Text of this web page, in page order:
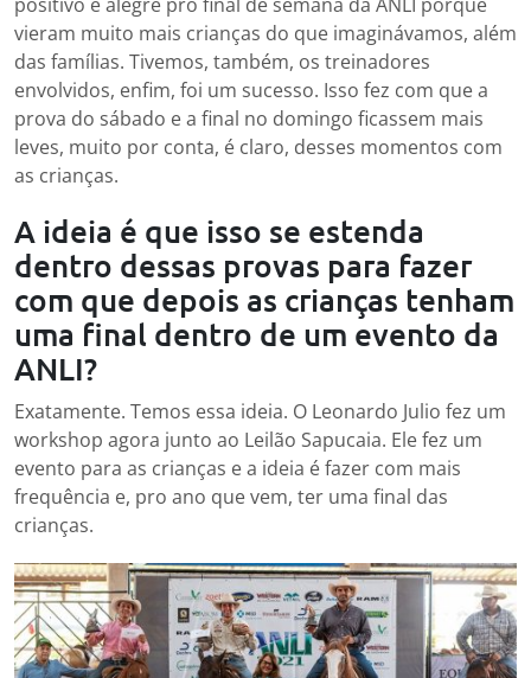
vieram muito mais crianças do que imaginávamos, além
das famílias. Tivemos, também, os treinadores
envolvidos, enfim, foi um sucesso. Isso fez com que a
prova do sábado e a final no domingo ficassem mais
leves, muito por conta, é claro, desses momentos com
as crianças.
A ideia é que isso se estenda
dentro dessas provas para fazer
com que depois as crianças tenham
uma final dentro de um evento da
ANLI?
Exatamente. Temos essa ideia. O Leonardo Julio fez um
workshop agora junto ao Leilão Sapucaia. Ele fez um
evento para as crianças e a ideia é fazer com mais
frequência e, pro ano que vem, ter uma final das
crianças.